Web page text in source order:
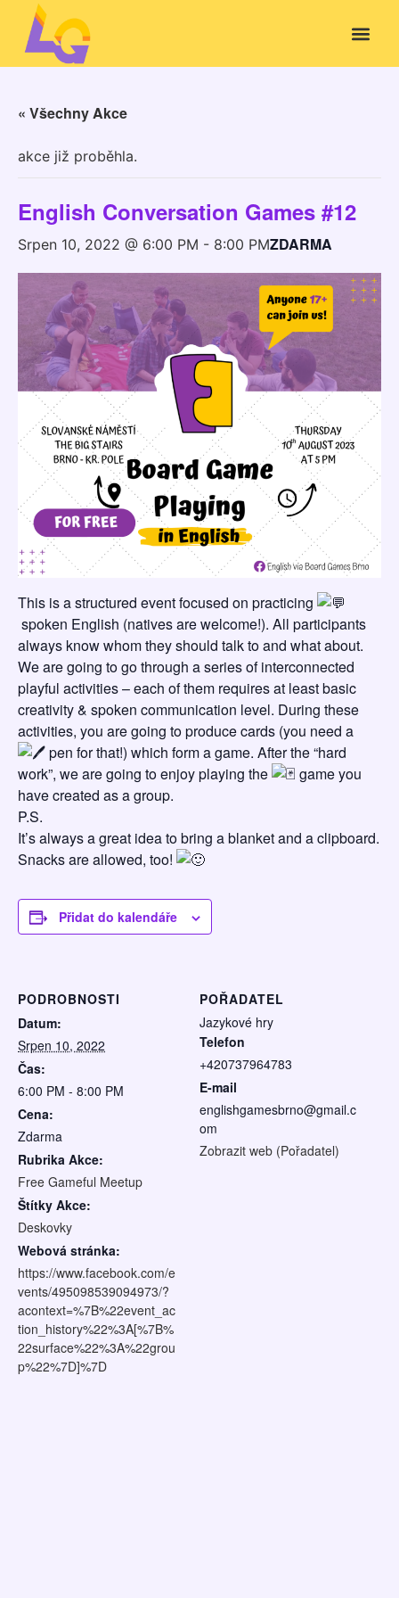
« Všechny Akce
akce již proběhla.
English Conversation Games #12
Srpen 10, 2022 @ 6:00 PM - 8:00 PMZDARMA
This is a structured event focused on practicing
spoken English (natives are welcome!). All participants
always know whom they should talk to and what about.
We are going to go through a series of interconnected
playful activities – each of them requires at least basic
creativity & spoken communication level. During these
activities, you are going to produce cards (you need a
pen for that!) which form a game. After the “hard
work”, we are going to enjoy playing the
game you
have created as a group.
P.S.
It’s always a great idea to bring a blanket and a clipboard.
Snacks are allowed, too!
Přidat do kalendáře
PODROBNOSTI
Datum:
Srpen 10, 2022
Čas:
6:00 PM - 8:00 PM
Cena:
Zdarma
Rubrika Akce:
Free Gameful Meetup
Štítky Akce:
Deskovky
Webová stránka:
https://www.facebook.com/e
vents/495098539094973/?
acontext=%7B%22event_ac
tion_history%22%3A[%7B%
22surface%22%3A%22grou
p%22%7D]%7D
POŘADATEL
Jazykové hry
Telefon
+420737964783
E-mail
englishgamesbrno@gmail.c
om
Zobrazit web (Pořadatel)